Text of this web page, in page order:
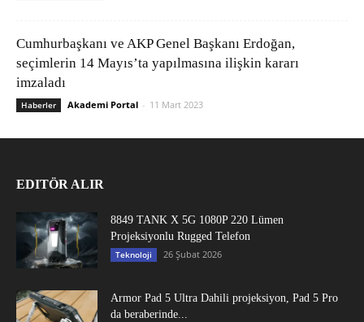
Cumhurbaşkanı ve AKP Genel Başkanı Erdoğan,
seçimlerin 14 Mayıs’ta yapılmasına ilişkin kararı
imzaladı
Haberler Akademi Portal - 11 Mart 2023
EDITÖR ALIR
8849 TANK X 5G 1080P 220 Lümen
Projeksiyonlu Rugged Telefon
Teknoloji 26 Şubat 2026
Armor Pad 5 Ultra Dahili projeksiyon, Pad 5 Pro
da beraberinde...